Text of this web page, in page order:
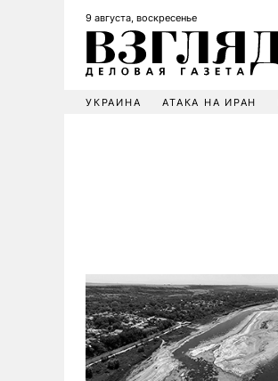
9 августа, воскресенье
УКРАИНА АТАКА НА ИРАН